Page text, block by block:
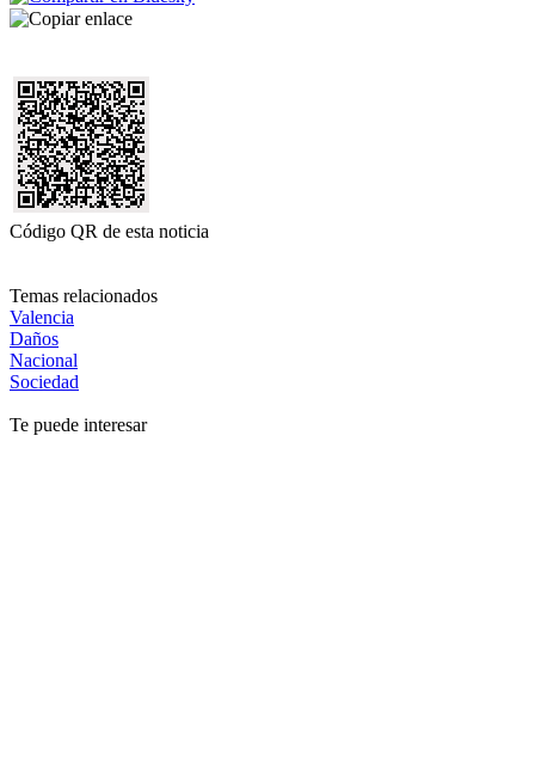
Código QR de esta noticia
Temas relacionados
Valencia
Daños
Nacional
Sociedad
Te puede interesar